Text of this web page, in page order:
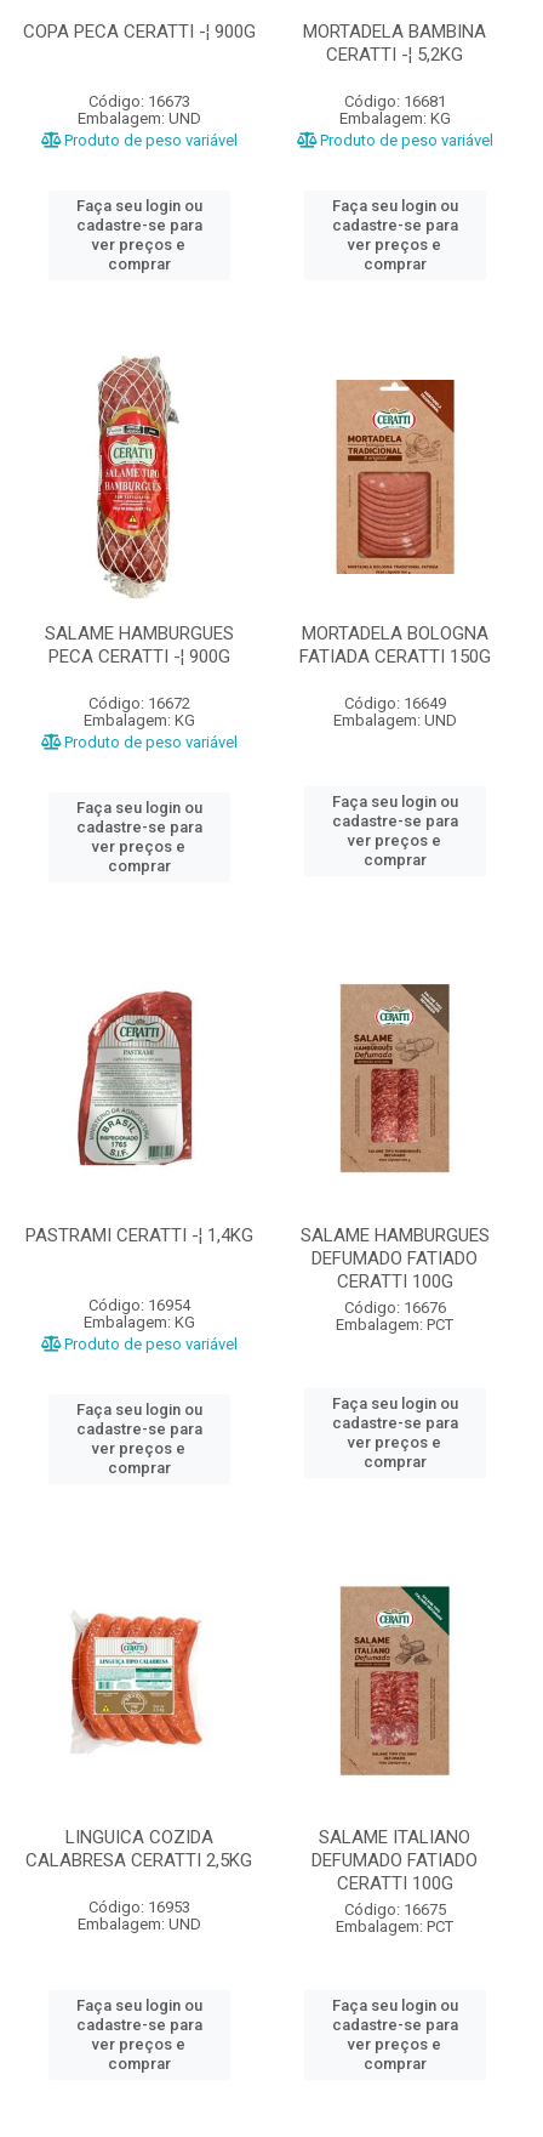
COPA PECA CERATTI -¦ 900G
Código: 16673
Embalagem: UND
Produto de peso variável
Faça seu login ou
cadastre-se para
ver preços e
comprar
MORTADELA BAMBINA
CERATTI -¦ 5,2KG
Código: 16681
Embalagem: KG
Produto de peso variável
Faça seu login ou
cadastre-se para
ver preços e
comprar
SALAME HAMBURGUES
PECA CERATTI -¦ 900G
Código: 16672
Embalagem: KG
Produto de peso variável
Faça seu login ou
cadastre-se para
ver preços e
comprar
MORTADELA BOLOGNA
FATIADA CERATTI 150G
Código: 16649
Embalagem: UND
Faça seu login ou
cadastre-se para
ver preços e
comprar
PASTRAMI CERATTI -¦ 1,4KG
Código: 16954
Embalagem: KG
Produto de peso variável
Faça seu login ou
cadastre-se para
ver preços e
comprar
SALAME HAMBURGUES
DEFUMADO FATIADO
CERATTI 100G
Código: 16676
Embalagem: PCT
Faça seu login ou
cadastre-se para
ver preços e
comprar
LINGUICA COZIDA
CALABRESA CERATTI 2,5KG
Código: 16953
Embalagem: UND
Faça seu login ou
cadastre-se para
ver preços e
comprar
SALAME ITALIANO
DEFUMADO FATIADO
CERATTI 100G
Código: 16675
Embalagem: PCT
Faça seu login ou
cadastre-se para
ver preços e
comprar